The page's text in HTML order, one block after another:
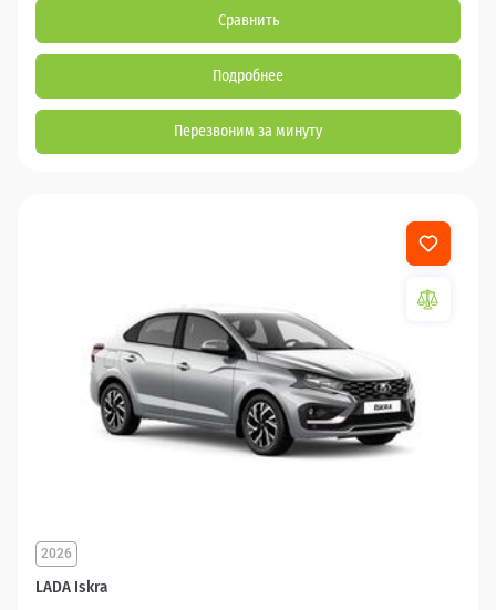
Сравнить
Подробнее
Перезвоним за минуту
LADA Iskra
2026